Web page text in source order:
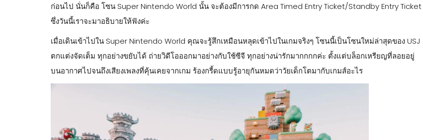
ก่อนไป นั่นก็คือ โซน Super Nintendo World นั้น จะต้องมีการกด Area Timed Entry Ticket/Standby Entry Ticket
ซึ่งวันนี้เราจะมาอธิบายให้ฟังค่ะ
เมื่อเดินเข้าไปใน Super Nintendo World คุณจะรู้สึกเหมือนหลุดเข้าไปในเกมจริงๆ โซนนี้เป็นโซนใหม่ล่าสุดของ USJ
ตกแต่งจัดเต็ม ทุกอย่างขยับได้ ถ่ายวิดีโอออกมาอย่างกับใช้ซีจี ทุกอย่างน่ารักมากกกกค่ะ ตั้งแต่บล็อกเหรียญที่ลอยอยู่
บนอากาศไปจนถึงเสียงเพลงที่คุ้นเคยจากเกม ร้องกรี้ดแบบรู้อายุกันหมดว่าวัยเด็กโตมากับเกมส์อะไร